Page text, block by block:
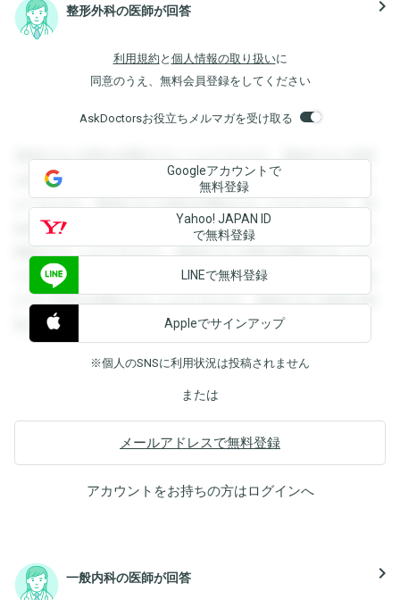
整形外科の医師が回答 navigate_next
利用規約 と 個人情報の取り扱いに
同意のうえ、無料会員登録をしてください
AskDoctorsお役立ちメルマガを受け取る
登録すると回答を閲覧することができます。登録すると回答
を閲覧することができます。登録すると回答を閲覧すること
ができます。登録すると回答を閲覧することができます。登
録すると回答を閲覧することができます。登録すると回答を
閲覧することができます。登録すると回答を閲覧することが
できます。登録すると回答を閲覧することができます。登録
すると回答を閲覧することができます。登録すると回答を閲
覧することができます。
Googleアカウントで
無料登録
Yahoo! JAPAN ID
で無料登録
LINEで無料登録
Appleでサインアップ
※個人のSNSに利用状況は投稿されません
または
メールアドレスで無料登録
アカウントをお持ちの方はログインへ
一般内科の医師が回答 navigate_next